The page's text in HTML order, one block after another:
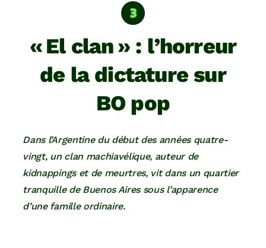
« El clan » : l’horreur
de la dictature sur
BO pop
Dans l’Argentine du début des années quatre-
vingt, un clan machiavélique, auteur de
kidnappings et de meurtres, vit dans un quartier
tranquille de Buenos Aires sous l’apparence
d’une famille ordinaire.